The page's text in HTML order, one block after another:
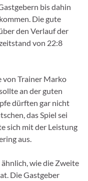
bis dahin
Die gute
den Verlauf der
von 22:8
von Trainer Marko
an der guten
dürften gar nicht
das Spiel sei
sich mit der Leistung
aus.
wie die Zweite
Die Gastgeber